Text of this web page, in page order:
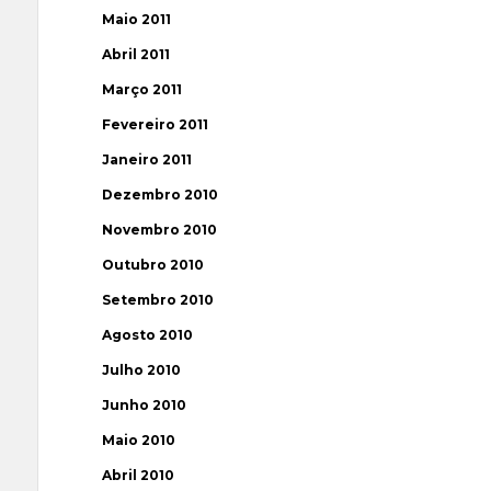
Maio 2011
Abril 2011
Março 2011
Fevereiro 2011
Janeiro 2011
Dezembro 2010
Novembro 2010
Outubro 2010
Setembro 2010
Agosto 2010
Julho 2010
Junho 2010
Maio 2010
Abril 2010